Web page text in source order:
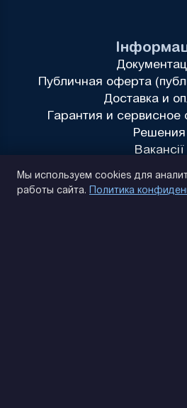
Публичная оферта
Доставка и
Гарантия и сервисное
Решения
Вакансії
Мы используем cookies для
работы сайта. Политика